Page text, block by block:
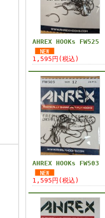
AHREX HOOKs FW525
1,595円(税込)
AHREX HOOKs FW503
1,595円(税込)